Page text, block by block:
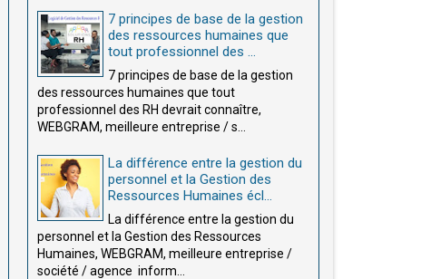
7 principes de base de la gestion
des ressources humaines que
tout professionnel des ...
7 principes de base de la gestion
des ressources humaines que tout
professionnel des RH devrait connaître,
WEBGRAM, meilleure entreprise / s...
La différence entre la gestion du
personnel et la Gestion des
Ressources Humaines écl...
La différence entre la gestion du
personnel et la Gestion des Ressources
Humaines, WEBGRAM, meilleure entreprise /
société / agence inform...